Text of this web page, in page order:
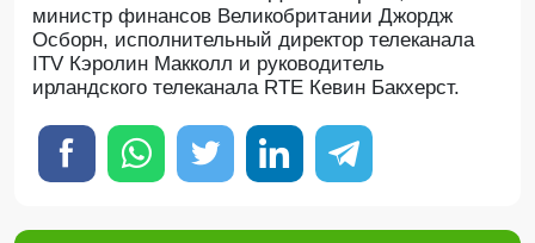
министр финансов Великобритании Джордж
Осборн, исполнительный директор телеканала
ITV Кэролин Макколл и руководитель
ирландского телеканала RTE Кевин Бакхерст.